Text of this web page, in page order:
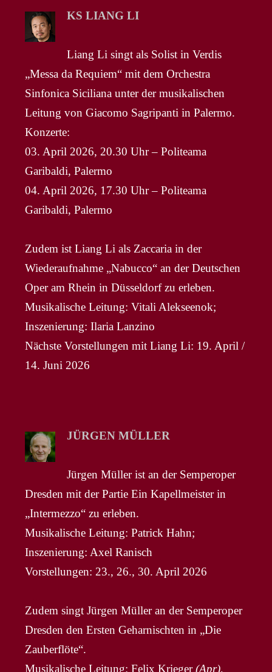
KS LIANG LI
Liang Li singt als Solist in Verdis
„Messa da Requiem“ mit dem Orchestra
Sinfonica Siciliana unter der musikalischen
Leitung von Giacomo Sagripanti in Palermo.
Konzerte:
03. April 2026, 20.30 Uhr – Politeama
Garibaldi, Palermo
04. April 2026, 17.30 Uhr – Politeama
Garibaldi, Palermo
Zudem ist Liang Li als Zaccaria in der
Wiederaufnahme „Nabucco“ an der Deutschen
Oper am Rhein in Düsseldorf zu erleben.
Musikalische Leitung: Vitali Alekseenok;
Inszenierung: Ilaria Lanzino
Nächste Vorstellungen mit Liang Li: 19. April /
14. Juni 2026
JÜRGEN MÜLLER
Jürgen Müller ist an der Semperoper
Dresden mit der Partie Ein Kapellmeister in
„Intermezzo“ zu erleben.
Musikalische Leitung: Patrick Hahn;
Inszenierung: Axel Ranisch
Vorstellungen: 23., 26., 30. April 2026
Zudem singt Jürgen Müller an der Semperoper
Dresden den Ersten Geharnischten in „Die
Zauberflöte“.
Musikalische Leitung: Felix Krieger(Apr),